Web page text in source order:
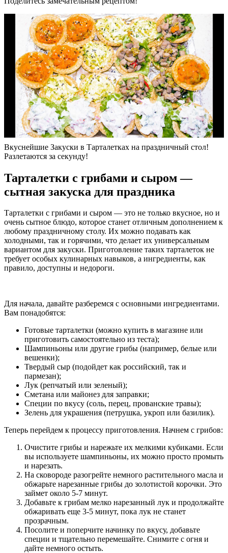
Вкуснейшие Закуски в Тарталетках на праздничный стол!
Разлетаются за секунду!
Тарталетки с грибами и сыром —
сытная закуска для праздника
Тарталетки с грибами и сыром — это не только вкусное, но и
очень сытное блюдо, которое станет отличным дополнением к
любому праздничному столу. Их можно подавать как
холодными, так и горячими, что делает их универсальным
вариантом для закуски. Приготовление таких тарталеток не
требует особых кулинарных навыков, а ингредиенты, как
правило, доступны и недороги.
Для начала, давайте разберемся с основными ингредиентами.
Вам понадобятся:
Готовые тарталетки (можно купить в магазине или
приготовить самостоятельно из теста);
Шампиньоны или другие грибы (например, белые или
вешенки);
Твердый сыр (подойдет как российский, так и
пармезан);
Лук (репчатый или зеленый);
Сметана или майонез для заправки;
Специи по вкусу (соль, перец, прованские травы);
Зелень для украшения (петрушка, укроп или базилик).
Теперь перейдем к процессу приготовления. Начнем с грибов:
Очистите грибы и нарежьте их мелкими кубиками. Если
вы используете шампиньоны, их можно просто промыть
и нарезать.
На сковороде разогрейте немного растительного масла и
обжарьте нарезанные грибы до золотистой корочки. Это
займет около 5-7 минут.
Добавьте к грибам мелко нарезанный лук и продолжайте
обжаривать еще 3-5 минут, пока лук не станет
прозрачным.
Посолите и поперчите начинку по вкусу, добавьте
специи и тщательно перемешайте. Снимите с огня и
дайте немного остыть.